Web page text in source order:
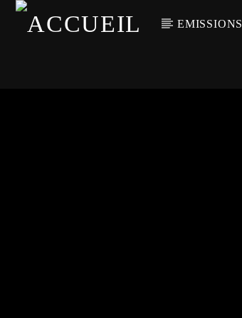
EMISSIONS